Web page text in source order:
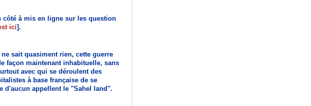
côté à mis en ligne sur les question
ici].
sait quasiment rien, cette guerre
façon maintenant inhabituelle, sans
avec qui se déroulent des
à base française de se
d'aucun appellent le "Sahel land".